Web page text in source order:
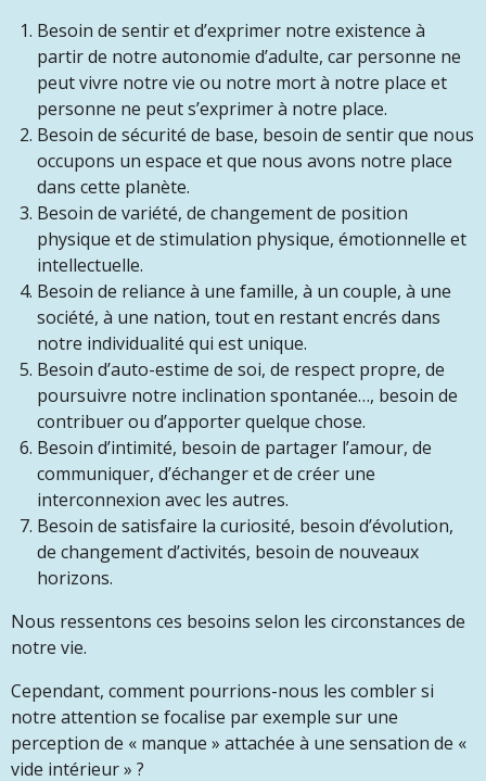
Besoin de sentir et d’exprimer notre existence à
partir de notre autonomie d’adulte, car personne ne
peut vivre notre vie ou notre mort à notre place et
personne ne peut s’exprimer à notre place.
Besoin de sécurité de base, besoin de sentir que nous
occupons un espace et que nous avons notre place
dans cette planète.
Besoin de variété, de changement de position
physique et de stimulation physique, émotionnelle et
intellectuelle.
Besoin de reliance à une famille, à un couple, à une
société, à une nation, tout en restant encrés dans
notre individualité qui est unique.
Besoin d’auto-estime de soi, de respect propre, de
poursuivre notre inclination spontanée…, besoin de
contribuer ou d’apporter quelque chose.
Besoin d’intimité, besoin de partager l’amour, de
communiquer, d’échanger et de créer une
interconnexion avec les autres.
Besoin de satisfaire la curiosité, besoin d’évolution,
de changement d’activités, besoin de nouveaux
horizons.
Nous ressentons ces besoins selon les circonstances de
notre vie.
Cependant, comment pourrions-nous les combler si
notre attention se focalise par exemple sur une
perception de « manque » attachée à une sensation de «
vide intérieur » ?